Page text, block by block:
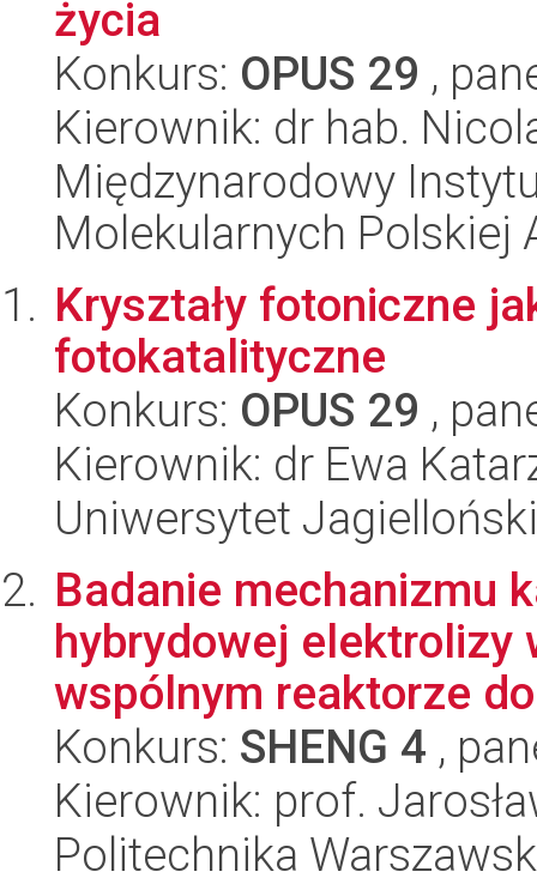
życia
Konkurs: OPUS 29 ,
Kierownik: dr hab.
Międzynarodowy
Molekularnych Polskiej
Kryształy fotoniczne
fotokatalityczne
Konkurs: OPUS 29 ,
Kierownik: dr Ewa
Uniwersytet Jagielloński
Badanie mechanizmu
hybrydowej elektrolizy
wspólnym reaktorze
Konkurs: SHENG 4 ,
Kierownik: prof.
Politechnika